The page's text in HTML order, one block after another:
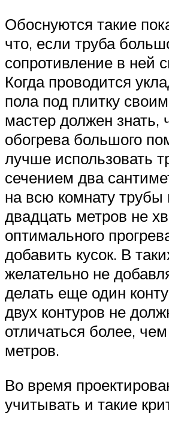
Обоснуются такие
что, если труба
сопротивление в ней
Когда проводится
пола под плитку
мастер должен знать,
обогрева большого
лучше использовать
сечением два
на всю комнату трубы
двадцать метров не
оптимального
добавить кусок. В
желательно не
делать еще один
двух контуров не
отличаться более,
метров.
Во время
учитывать и такие